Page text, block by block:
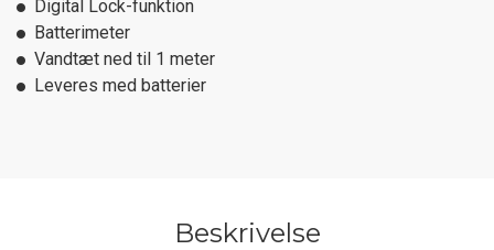
Digital Lock-funktion
Batterimeter
Vandtæt ned til 1 meter
Leveres med batterier
Beskrivelse